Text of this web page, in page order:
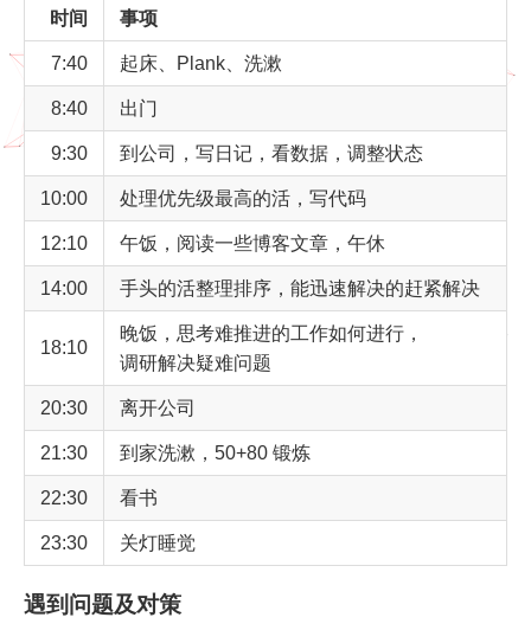
时间 事项
7:40 起床、Plank、洗漱
8:40 出门
9:30 到公司，写日记，看数据，调整状态
10:00 处理优先级最高的活，写代码
12:10 午饭，阅读一些博客文章，午休
14:00 手头的活整理排序，能迅速解决的赶紧解决
18:10
晚饭，思考难推进的工作如何进行，
调研解决疑难问题
20:30 离开公司
21:30 到家洗漱，50+80 锻炼
22:30 看书
23:30 关灯睡觉
遇到问题及对策